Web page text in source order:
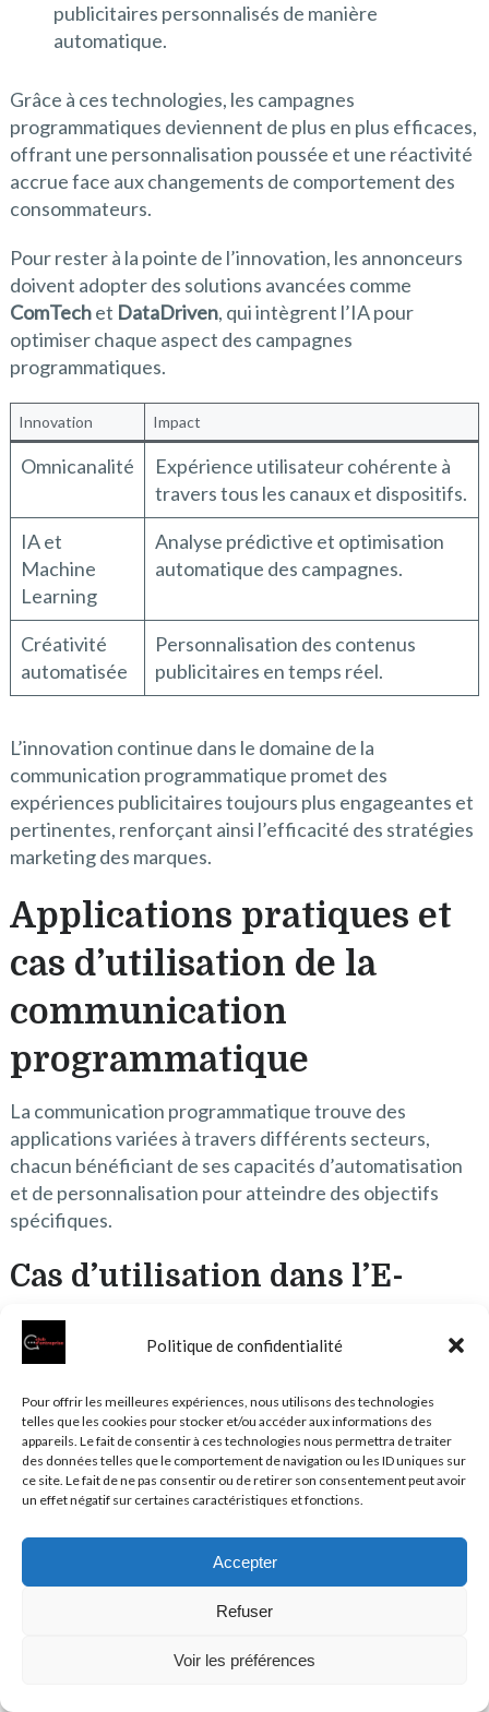
Politique de confidentialité
Pour offrir les meilleures expériences, nous utilisons des technologies
telles que les cookies pour stocker et/ou accéder aux informations des
appareils. Le fait de consentir à ces technologies nous permettra de traiter
des données telles que le comportement de navigation ou les ID uniques sur
ce site. Le fait de ne pas consentir ou de retirer son consentement peut avoir
un effet négatif sur certaines caractéristiques et fonctions.
Accepter
Refuser
Voir les préférences
publicitaires personnalisés de manière
automatique.
Grâce à ces technologies, les campagnes
programmatiques deviennent de plus en plus efficaces,
offrant une personnalisation poussée et une réactivité
accrue face aux changements de comportement des
consommateurs.
Pour rester à la pointe de l’innovation, les annonceurs
doivent adopter des solutions avancées comme
ComTechet DataDriven, qui intègrent l’IA pour
optimiser chaque aspect des campagnes
programmatiques.
Innovation Impact
Omnicanalité
Expérience utilisateur cohérente à
travers tous les canaux et dispositifs.
IA et
Machine
Learning
Analyse prédictive et optimisation
automatique des campagnes.
Créativité
automatisée
Personnalisation des contenus
publicitaires en temps réel.
L’innovation continue dans le domaine de la
communication programmatique promet des
expériences publicitaires toujours plus engageantes et
pertinentes, renforçant ainsi l’efficacité des stratégies
marketing des marques.
Applications pratiques et
cas d’utilisation de la
communication
programmatique
La communication programmatique trouve des
applications variées à travers différents secteurs,
chacun bénéficiant de ses capacités d’automatisation
et de personnalisation pour atteindre des objectifs
spécifiques.
Cas d’utilisation dans l’E-
commerce
Le secteur de l’E-commerce tire particulièrement
profit de la communication programmatique. En
exploitant les données clients, les commerçants
peuvent cibler précisément les utilisateurs
susceptibles d’être intéressés par leurs produits,
améliorant ainsi les chances de conversion.
Reciblage intelligent :Cibler les utilisateurs ayant
déjà visité le site sans effectuer d’achat pour les
Personnalisation des offres :Adapter les